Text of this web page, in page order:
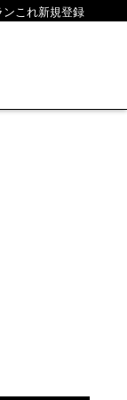
ンこれ新規登録